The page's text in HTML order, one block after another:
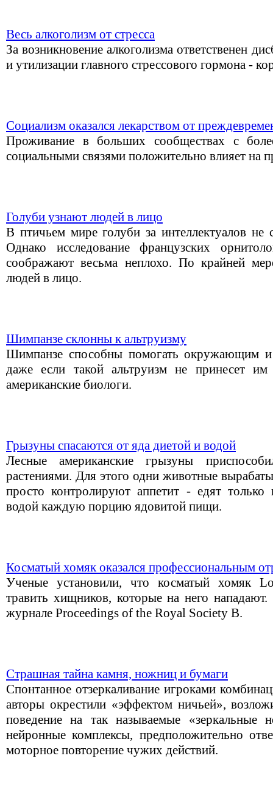
Весь алкоголизм от стресса
За возникновение алкоголизма ответственен
и утилизации главного стрессового гормона -
Социализм оказался лекарством от
Проживание в больших сообществах с
социальными связями положительно влияет на
Голуби узнают людей в лицо
В птичьем мире голуби за интеллектуалов не
Однако исследование французских
соображают весьма неплохо. По крайней
людей в лицо.
Шимпанзе склонны к альтруизму
Шимпанзе способны помогать окружающим
даже если такой альтруизм не принесет им
американские биологи.
Грызуны спасаются от яда диетой и водой
Лесные американские грызуны
растениями. Для этого одни животные
просто контролируют аппетит - едят
водой каждую порцию ядовитой пищи.
Косматый хомяк оказался профессиональным
Ученые установили, что косматый хомяк
травить хищников, которые на него
журнале Proceedings of the Royal Society B.
Страшная тайна камня, ножниц и бумаги
Спонтанное отзеркаливание игроками
авторы окрестили «эффектом ничьей»,
поведение на так называемые «зеркальные
нейронные комплексы, предположительно
моторное повторение чужих действий.